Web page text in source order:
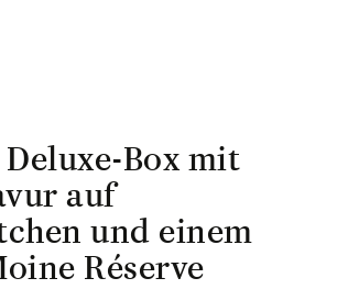
Box mit
auf
und einem
Réserve